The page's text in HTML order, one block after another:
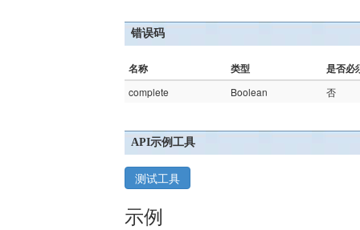
错误码
名称 类型 是否必
complete Boolean 否
API示例工具
测试工具
示例